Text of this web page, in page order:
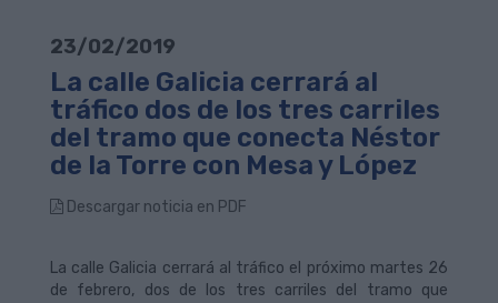
23/02/2019
La calle Galicia cerrará al
tráfico dos de los tres carriles
del tramo que conecta Néstor
de la Torre con Mesa y López
Descargar noticia en PDF
La calle Galicia cerrará al tráfico el próximo martes 26
de febrero, dos de los tres carriles del tramo que